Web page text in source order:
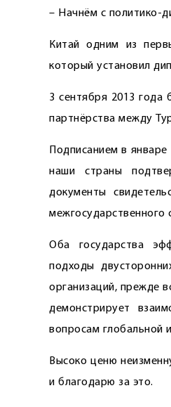
– Начнём с политико-
Китай одним из
который установил
3 сентября 2013 года
партнёрства между
Подписанием в
наши страны
документы
межгосударственного
Оба государства
подходы
организаций, прежде
демонстрирует
вопросам глобальной
Высоко ценю
и благодарю за это.